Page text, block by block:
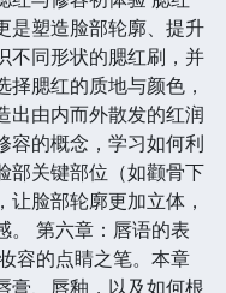
是塑造脸部轮廓、提升
不同形状的腮红刷，并
腮红的质地与颜色，
出由内而外散发的红润
容的概念，学习如何利
部关键部位（如颧骨下
脸部轮廓更加立体，
。 第六章：唇语的表
容的点睛之笔。本章
膏、唇釉，以及如何根